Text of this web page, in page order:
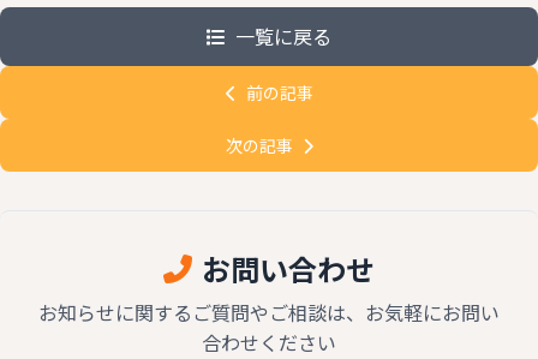
一覧に戻る
前の記事
次の記事
お問い合わせ
お知らせに関するご質問やご相談は、お気軽にお問い
合わせください